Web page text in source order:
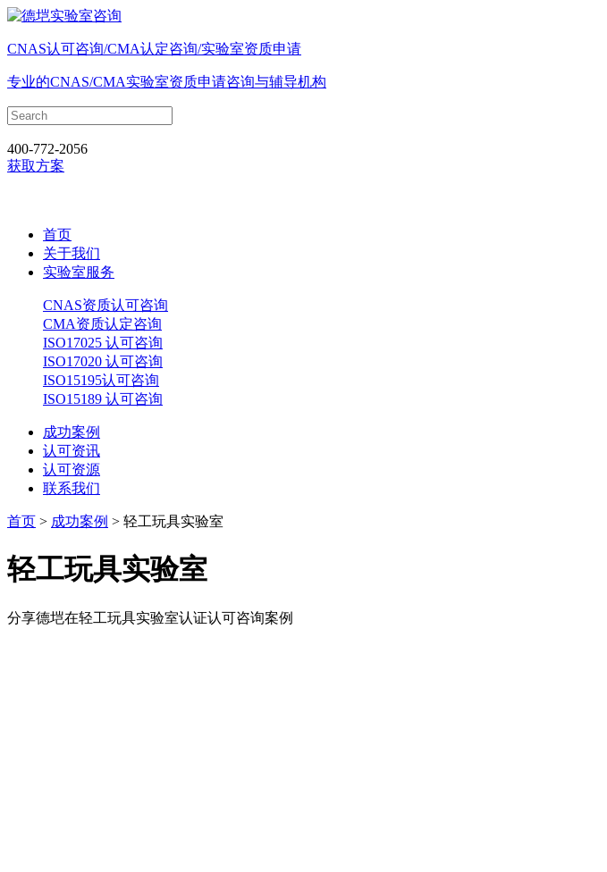
CNAS认可咨询/CMA认定咨询/实验室资质申请
专业的CNAS/CMA实验室资质申请咨询与辅导机构
400-772-2056
获取方案
首页
关于我们
实验室服务
CNAS资质认可咨询
CMA资质认定咨询
ISO17025 认可咨询
ISO17020 认可咨询
ISO15195认可咨询
ISO15189 认可咨询
成功案例
认可资讯
认可资源
联系我们
首页 > 成功案例 > 轻工玩具实验室
轻工玩具实验室
分享德垲在轻工玩具实验室认证认可咨询案例